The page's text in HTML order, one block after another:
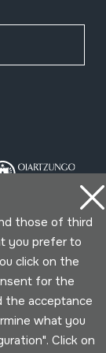
policy
those of third
you prefer to
click on the
for the
the acceptance
what you
Click on